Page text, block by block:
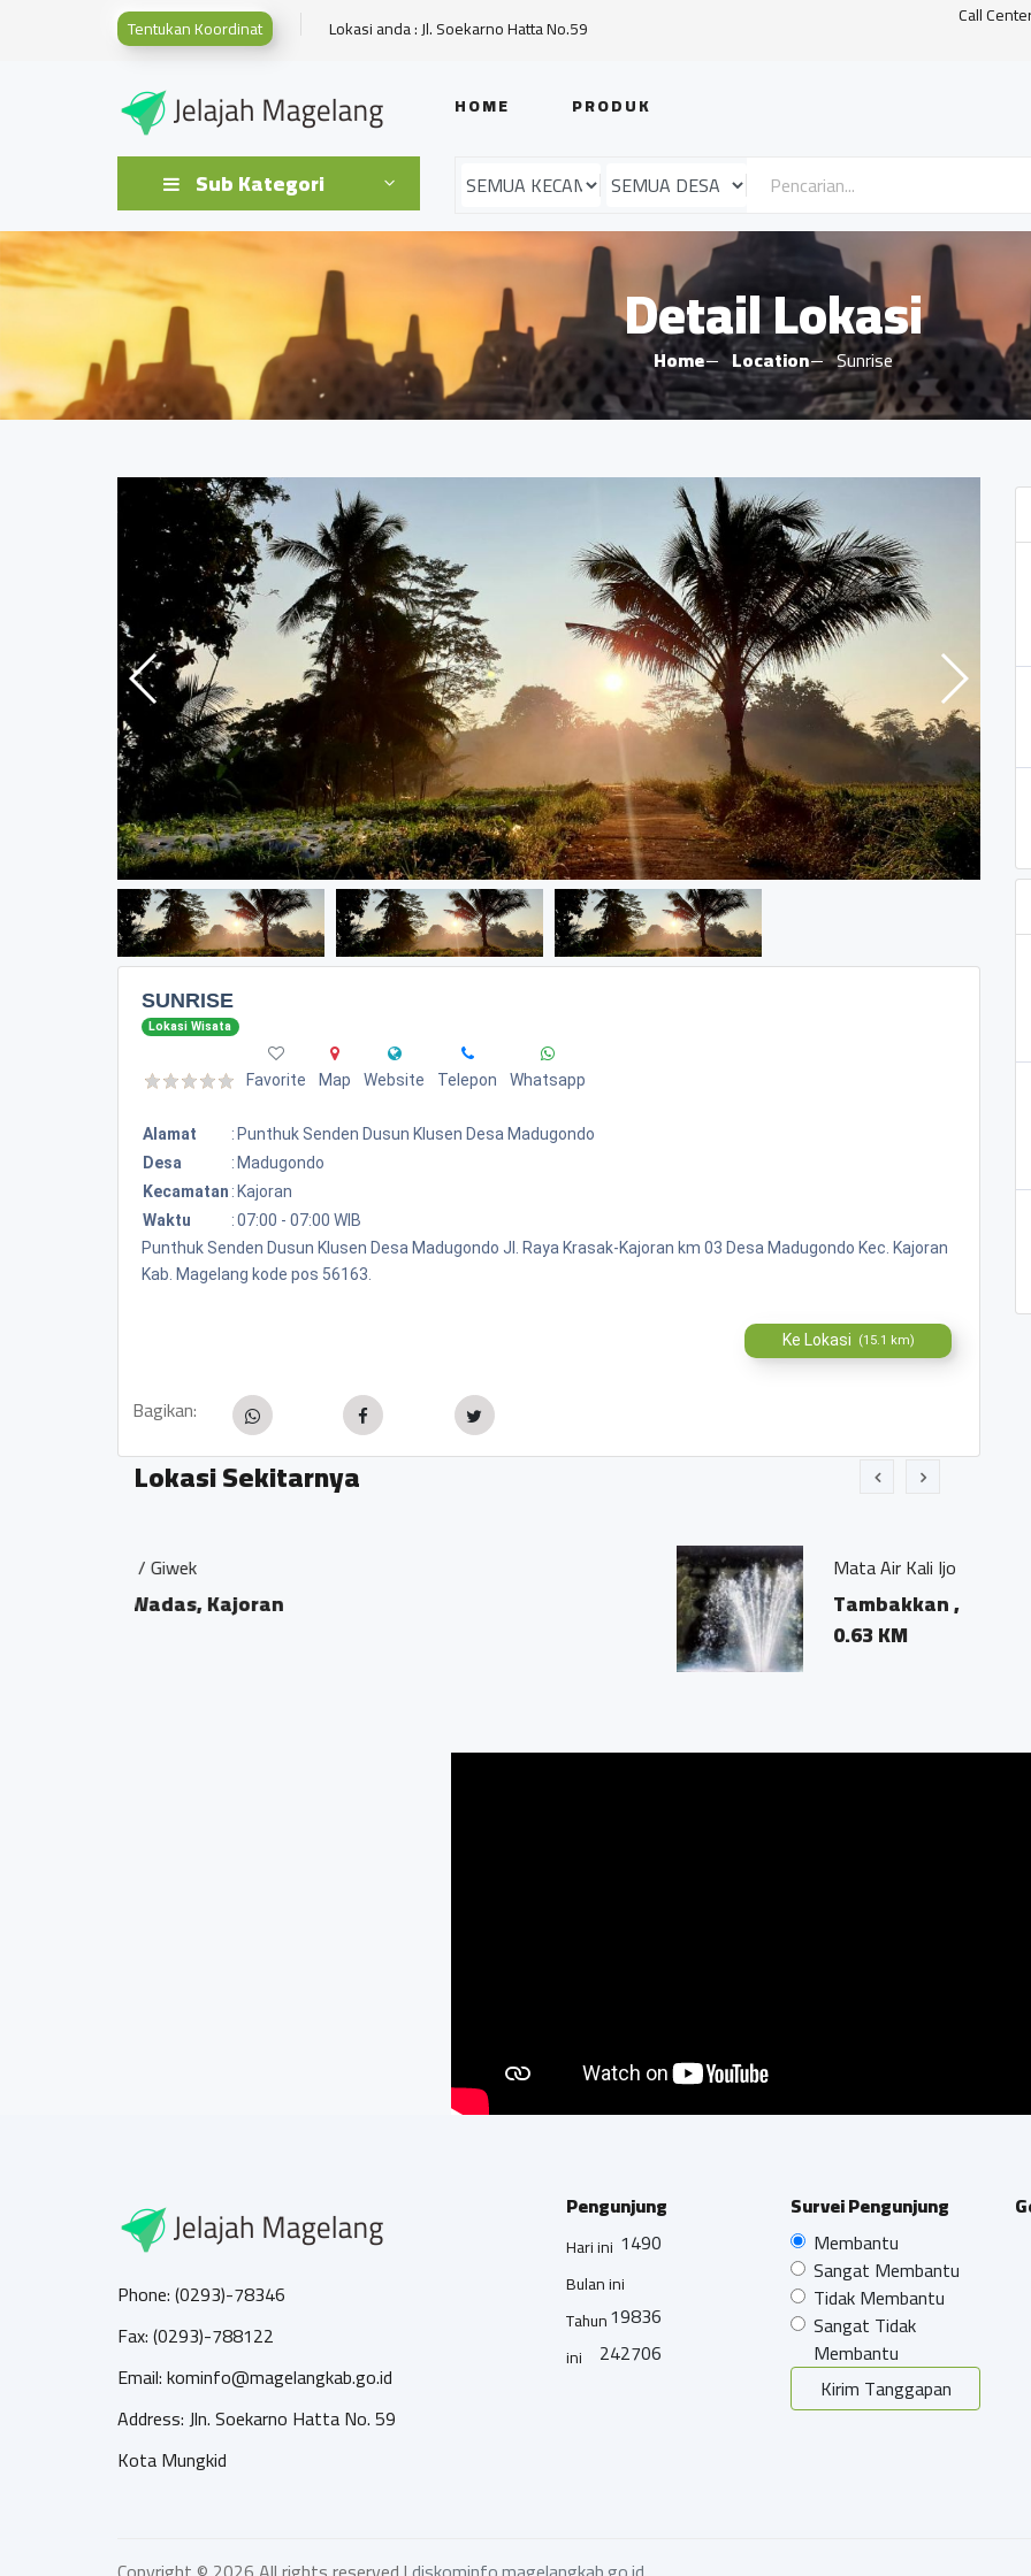
Tentukan Koordinat Lokasi anda : Jl. Soekarno Hatta No.59 Call
HOME PRODUK
Sub Kategori
Detail Lokasi
Home Location Sunrise
SUNRISE
Lokasi Wisata
Favorite Map Website Telepon Whatsapp
Alamat : Punthuk Senden Dusun Klusen Desa Madugondo
Desa
: Madugondo
Kecamatan : Kajoran
Waktu
:07:00 - 07:00 WIB
Punthuk Senden Dusun Klusen Desa Madugondo Jl. Raya Krasak-Kajoran km 03 Desa Madugondo Kec. Kajoran
Kab. Magelang kode pos 56163.
Ke Lokasi (15.1 km)
Bagikan:
Lokasi Sekitarnya
Phone: (0293)-78346
Fax: (0293)-788122
Email: kominfo@magelangkab.go.id
Address: Jln. Soekarno Hatta No. 59
Kota Mungkid
Pengunjung
Hari ini 1490
Bulan ini
19836
Tahun
ini
242706
Survei Pengunjung
Membantu
Sangat Membantu
Tidak Membantu
Sangat Tidak
Membantu
Kirim Tanggapan